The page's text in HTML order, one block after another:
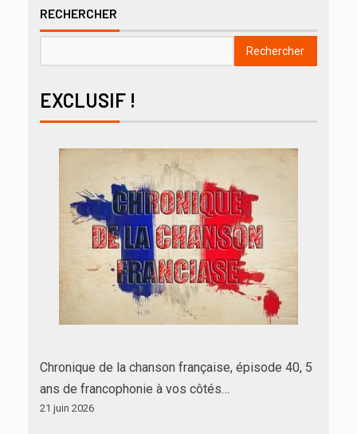
RECHERCHER
Rechercher
EXCLUSIF !
Chronique de la chanson française, épisode 40, 5
ans de francophonie à vos côtés…
21 juin 2026